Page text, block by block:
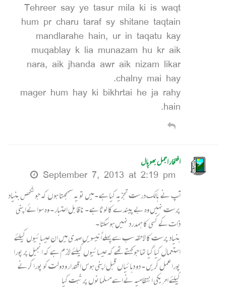
Tehreer say ye tasur mila ki is waqt
hum pr charu taraf sy shitane taqtain
mandlarahe hain, ur in taqatu kay
muqablay k lia munazam hu kr aik
nara, aik jhanda awr aik nizam likar
chalny mai hay.
mager hum hay ki bikhrtai he ja rahy
hain.
افتخار اجمل بھوپال
September 7, 2013 at 2:19 pm
آپ نے بالک درست تجزیہ کیا ہے ۔ میں تو یہ سمجھتا ہوں کہ جو شخص بنیاد
پرست نہیں وہ بے پیندے کا لوٹا ہے ۔ ناقابل اعتبار ۔ وہ سوائے اپنی
ذات کے کسی کا ہمدرد نہیں ہو سکتا ۔
بنیاد پرست کا لاحقہ سب سے پہلے اُنیسویں صدی میں ان عیسائیوں کیلئے
استعمال کیا گیا تھا جو کہتے تھے کہ عیسائیوں کیلئے لازم ہے کہ انجیل پر پورا
پورا عمل کریں ۔ دو دہائیاں قبل اپنی ہوس اقتدار و دولت کو پورا کرنے
کیلئے امریکی انتظامیہ نے اسے مسلمانوں پر ثبت کیا